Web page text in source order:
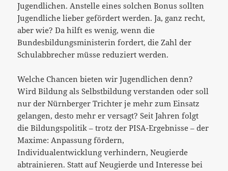
Jugendlichen. Anstelle eines solchen Bonus sollten
Jugendliche lieber gefördert werden. Ja, ganz recht,
aber wie? Da hilft es wenig, wenn die
Bundesbildungsministerin fordert, die Zahl der
Schulabbrecher müsse reduziert werden.
Welche Chancen bieten wir Jugendlichen denn?
Wird Bildung als Selbstbildung verstanden oder soll
nur der Nürnberger Trichter je mehr zum Einsatz
gelangen, desto mehr er versagt? Seit Jahren folgt
die Bildungspolitik – trotz der PISA-Ergebnisse – der
Maxime: Anpassung fördern,
Individualentwicklung verhindern, Neugierde
abtrainieren. Statt auf Neugierde und Interesse bei